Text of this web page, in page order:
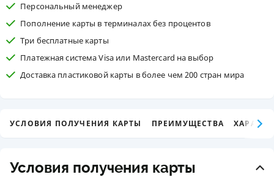
Персональный менеджер
Пополнение карты в терминалах без процентов
Три бесплатные карты
Платежная система Visa или Mastercard на выбор
Доставка пластиковой карты в более чем 200 стран мира
УСЛОВИЯ ПОЛУЧЕНИЯ КАРТЫ ПРЕИМУЩЕСТВА
Условия получения карты